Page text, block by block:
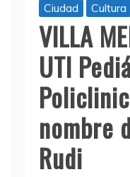
Ciudad Cultura
VILLA
UTI
nombre
Rudi